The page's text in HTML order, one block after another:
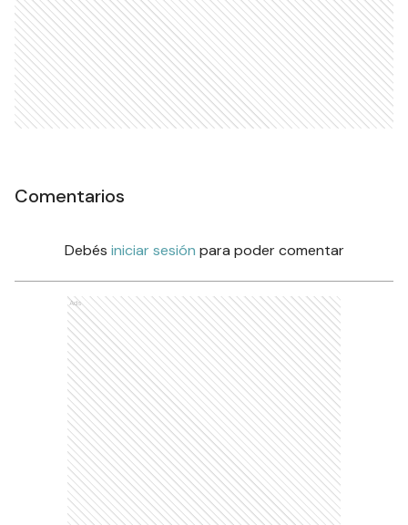
Comentarios
Debés iniciar sesión para poder comentar
Ads